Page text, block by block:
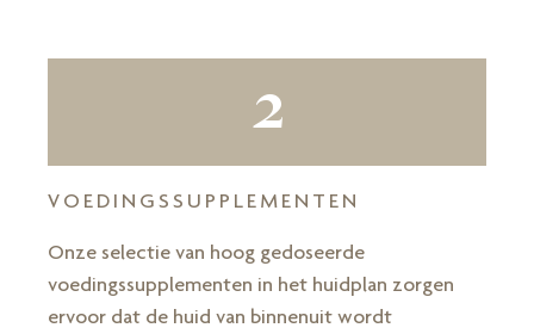
2
VOEDINGSSUPPLEMENTEN
Onze selectie van hoog gedoseerde
voedingssupplementen in het huidplan zorgen
ervoor dat de huid van binnenuit wordt